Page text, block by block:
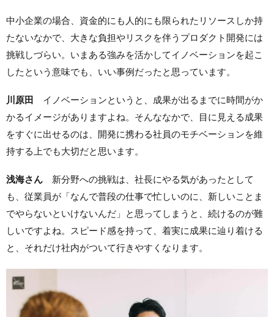
中小企業の場合、資金的にも人的にも限られたリソースしか持
たないなかで、大きな負担やリスクを伴うプロダクト開発には
挑戦しづらい。いまある強みを活かしてイノベーションを起こ
したという意味でも、いい事例だったと思っています。
川原田 イノベーションというと、成果が出るまでに時間がか
かるイメージがありますよね。そんななかで、目に見える成果
をすぐに出せるのは、開発に携わる社員のモチベーションを維
持する上でも大切だと思います。
浅海さん 新分野への挑戦は、社長にやる気があったとして
も、従業員が「なんで普段の仕事で忙しいのに、新しいことま
でやらないといけないんだ」と思ってしまうと、続けるのが難
しいですよね。スピード感を持って、着実に成果に辿り着ける
と、それだけ社内がついて行きやすくなります。